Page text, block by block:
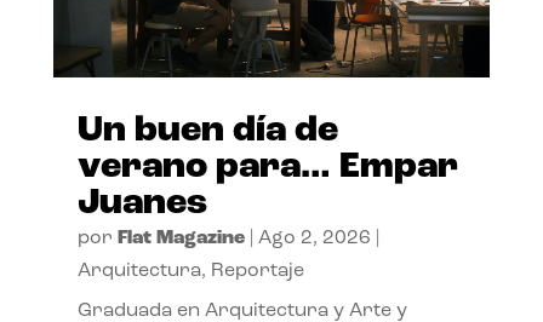
Un buen día de
verano para… Empar
Juanes
por Flat Magazine| Ago 2, 2026
Arquitectura, Reportaje
Graduada en Arquitectura y Arte y